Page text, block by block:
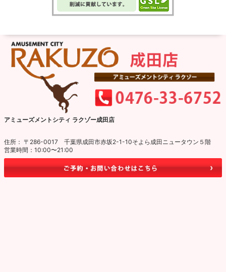
アミューズメントシティ ラクゾー成田店
住所： 〒286-0017 千葉県成田市赤坂2-1-10そよら成田ニュータウン５階
営業時間：10:00〜21:00